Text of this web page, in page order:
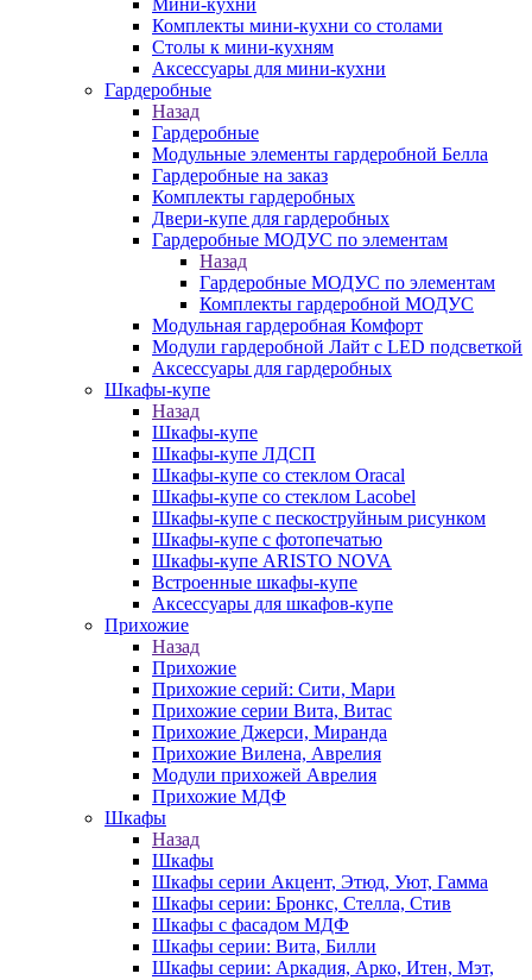
Мини-кухни
Комплекты мини-кухни со столами
Столы к мини-кухням
Аксессуары для мини-кухни
Гардеробные
Назад
Гардеробные
Модульные элементы гардеробной Белла
Гардеробные на заказ
Комплекты гардеробных
Двери-купе для гардеробных
Гардеробные МОДУС по элементам
Назад
Гардеробные МОДУС по элементам
Комплекты гардеробной МОДУС
Модульная гардеробная Комфорт
Модули гардеробной Лайт с LED подсветкой
Аксессуары для гардеробных
Шкафы-купе
Назад
Шкафы-купе
Шкафы-купе ЛДСП
Шкафы-купе со стеклом Oracal
Шкафы-купе со стеклом Lacobel
Шкафы-купе с пескоструйным рисунком
Шкафы-купе с фотопечатью
Шкафы-купе ARISTO NOVA
Встроенные шкафы-купе
Аксессуары для шкафов-купе
Прихожие
Назад
Прихожие
Прихожие серий: Сити, Мари
Прихожие серии Вита, Витас
Прихожие Джерси, Миранда
Прихожие Вилена, Аврелия
Модули прихожей Аврелия
Прихожие МДФ
Шкафы
Назад
Шкафы
Шкафы серии Акцент, Этюд, Уют, Гамма
Шкафы серии: Бронкс, Стелла, Стив
Шкафы с фасадом МДФ
Шкафы серии: Вита, Билли
Шкафы серии: Аркадия, Арко, Итен, Мэт,